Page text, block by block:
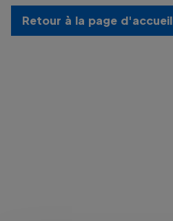
Retour à la page d'accueil